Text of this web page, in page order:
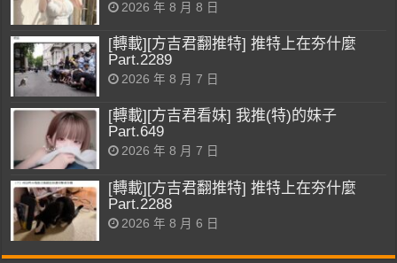
2026 年 8 月 8 日
[轉載][方吉君翻推特] 推特上在夯什麼
Part.2289
2026 年 8 月 7 日
[轉載][方吉君看妹] 我推(特)的妹子
Part.649
2026 年 8 月 7 日
[轉載][方吉君翻推特] 推特上在夯什麼
Part.2288
2026 年 8 月 6 日